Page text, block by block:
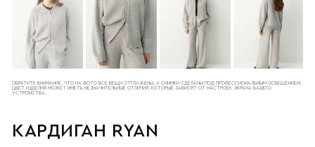
ОБРАТИТЕ ВНИМАНИЕ, ЧТО НА ФОТО ВСЕ ВЕЩИ ОТГЛАЖЕНЫ, А СНИМКИ СДЕЛАНЫ ПОД ПРОФЕССИОНАЛЬНЫМ ОСВЕЩЕНИЕМ.
ЦВЕТ ИЗДЕЛИЯ МОЖЕТ ИМЕТЬ НЕЗНАЧИТЕЛЬНЫЕ ОТЛИЧИЯ, КОТОРЫЕ ЗАВИСЯТ ОТ НАСТРОЕК ЭКРАНА ВАШЕГО
УСТРОЙСТВА.
КАРДИГАН RYAN